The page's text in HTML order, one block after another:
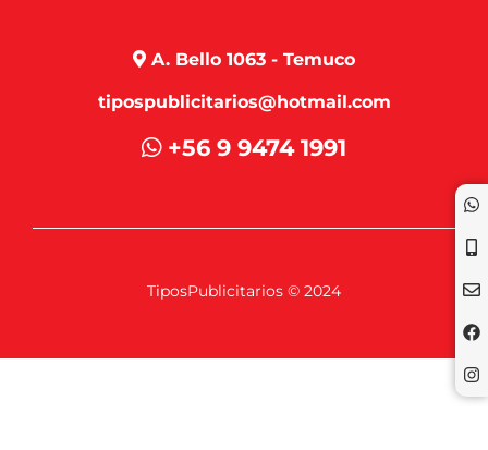
A. Bello 1063 - Temuco
tipospublicitarios@hotmail.com
+56 9 9474 1991
TiposPublicitarios © 2024